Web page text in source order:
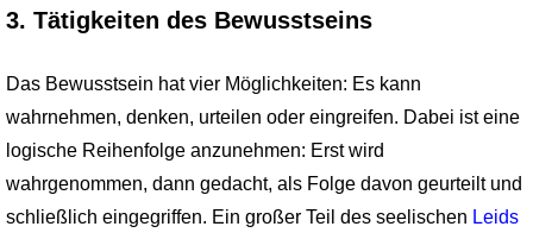
3. Tätigkeiten des Bewusstseins
Das Bewusstsein hat vier Möglichkeiten: Es kann
wahrnehmen, denken, urteilen oder eingreifen. Dabei ist eine
logische Reihenfolge anzunehmen: Erst wird
wahrgenommen, dann gedacht, als Folge davon geurteilt und
schließlich eingegriffen. Ein großer Teil des seelischen Leids